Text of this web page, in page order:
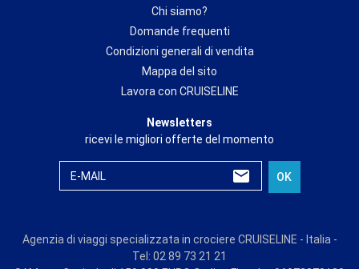
Chi siamo?
Domande frequenti
Condizioni generali di vendita
Mappa del sito
Lavora con CRUISELINE
Newsletters
ricevi le migliori offerte del momento
E-MAIL OK
Agenzia di viaggi specializzata in crociere CRUISELINE - Italia -
Tel: 02 89 73 21 21